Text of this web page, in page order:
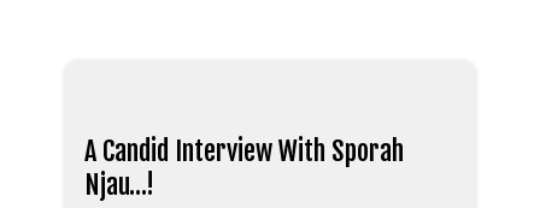
A Candid Interview With Sporah
Njau…!